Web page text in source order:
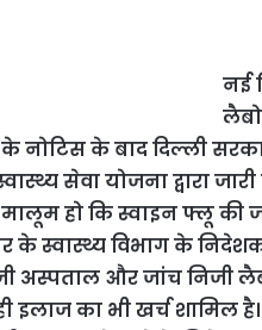
नई
के नोटिस के बाद दिल्ली
सेवा योजना द्वारा
हो कि स्वाइन फ्लू की
के स्वास्थ्य विभाग के
अस्पताल और जांच निजी
का भी खर्च शामिल